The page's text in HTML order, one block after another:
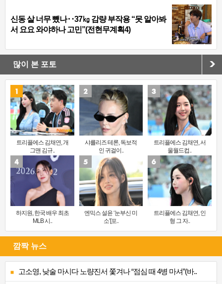
신동 살 너무 뺐나‥37㎏ 감량 부작용 “못 알아봐
서 요요 와야하나 고민”(전현무계획4)
많이 본 포토
트리플에스 김채연, 개
그맨 김규..
샤를리즈 테론, 독보적
인 귀걸이..
트리플에스 김채연, 서
울월드컵..
하지원, 한국 배우 최초
MLB 시..
엔믹스 설윤 ‘눈부신 미
소’[포..
트리플에스 김채연, 인
형 그 자..
깜짝 뉴스
고소영, 낮술 마시다 노량진서 쫓겨나 “점심 때 4병 마셔”(바..